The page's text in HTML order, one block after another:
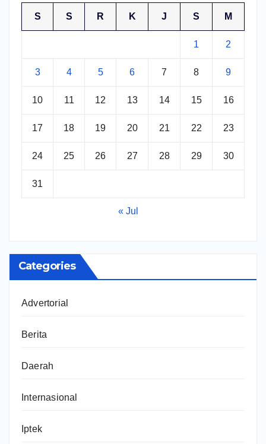
S S R K J S M
1 2
3 4 5 6 7 8 9
10 11 12 13 14 15 16
17 18 19 20 21 22 23
24 25 26 27 28 29 30
31
« Jul
Categories
Advertorial
Berita
Daerah
Internasional
Iptek